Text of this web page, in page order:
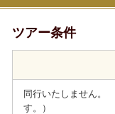
ツアー条件
同行いたしません。
す。）